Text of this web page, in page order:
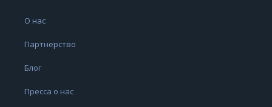
О нас
Партнерство
Блог
Пресса о нас